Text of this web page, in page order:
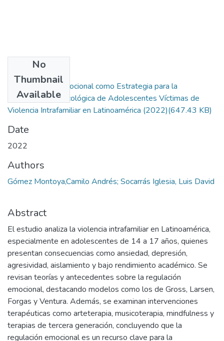
No
Thumbnail
Available
La Regulación Emocional como Estrategia para la
Recuperación Psicológica de Adolescentes Víctimas de
Violencia Intrafamiliar en Latinoamérica (2022)(647.43 KB)
Date
2022
Authors
Gómez Montoya,Camilo Andrés; Socarrás Iglesia, Luis David
Abstract
El estudio analiza la violencia intrafamiliar en Latinoamérica,
especialmente en adolescentes de 14 a 17 años, quienes
presentan consecuencias como ansiedad, depresión,
agresividad, aislamiento y bajo rendimiento académico. Se
revisan teorías y antecedentes sobre la regulación
emocional, destacando modelos como los de Gross, Larsen,
Forgas y Ventura. Además, se examinan intervenciones
terapéuticas como arteterapia, musicoterapia, mindfulness y
terapias de tercera generación, concluyendo que la
regulación emocional es un recurso clave para la